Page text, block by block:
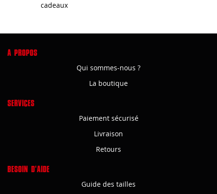
cadeaux
A PROPOS
Qui sommes-nous ?
La boutique
SERVICES
Paiement sécurisé
Livraison
Retours
BESOIN D'AIDE
Guide des tailles